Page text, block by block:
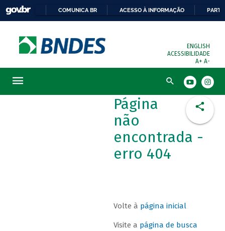
COMUNICA BR ACESSO À INFORMAÇÃO
ENGLISH
ACESSIBILIDADE
A+ A-
Busca
Página
não
encontrada -
erro 404
Volte à página inicial
Visite a página de busca